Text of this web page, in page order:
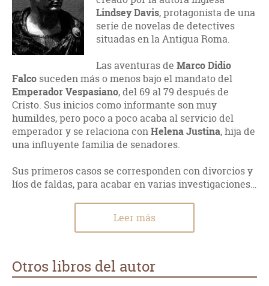
Lindsey Davis, protagonista de una
serie de novelas de detectives
situadas en la Antigua Roma.
Las aventuras de Marco Didio
Falco suceden más o menos bajo el mandato del
Emperador Vespasiano, del 69 al 79 después de
Cristo. Sus inicios como informante son muy
humildes, pero poco a poco acaba al servicio del
emperador y se relaciona conHelena Justina, hija de
una influyente familia de senadores.
Sus primeros casos se corresponden con divorcios y
líos de faldas, para acabar en varias investigaciones…
Leer más
Otros libros del autor